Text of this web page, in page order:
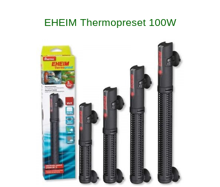
EHEIM Thermopreset 100W